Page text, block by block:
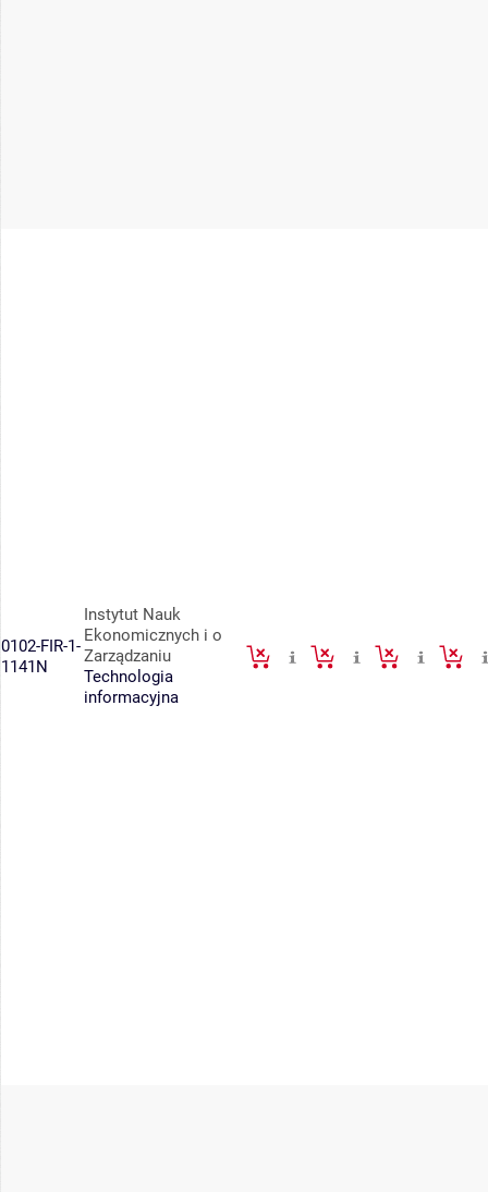
0102-FIR-1-
1141N
Instytut Nauk
Ekonomicznych i o
Zarządzaniu
Technologia
informacyjna